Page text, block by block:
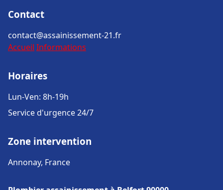
Contact
contact@assainissement-21.fr
Accueil Informations
Horaires
Lun-Ven: 8h-19h
Service d'urgence 24/7
Zone intervention
Annonay, France